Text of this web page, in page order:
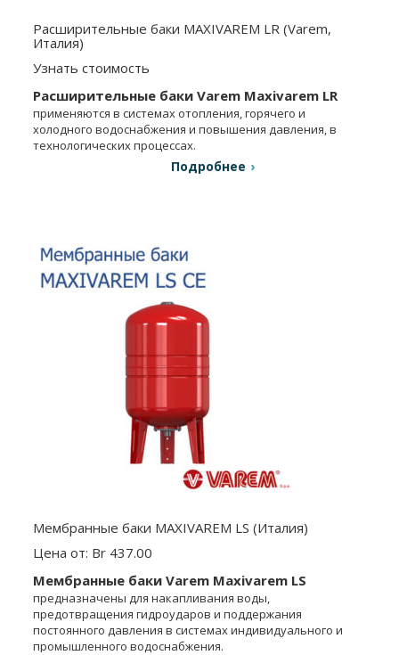
Расширительные баки MAXIVAREM LR (Varem,
Италия)
Узнать стоимость
Расширительные баки Varem Maxivarem LR
применяются в системах отопления, горячего и
холодного водоснабжения и повышения давления, в
технологических процессах.
Подробнее
Мембранные баки MAXIVAREM LS (Италия)
Цена от: Br 437.00
Мембранные баки Varem Maxivarem LS
предназначены для накапливания воды,
предотвращения гидроударов и поддержания
постоянного давления в системах индивидуального и
промышленного водоснабжения.